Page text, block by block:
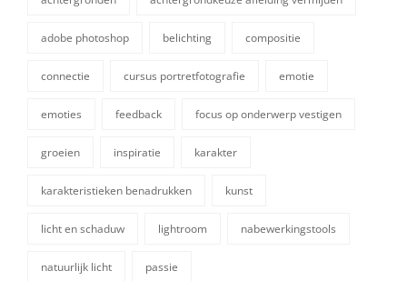
adobe photoshop belichting compositie
connectie cursus portretfotografie emotie
emoties feedback focus op onderwerp vestigen
groeien inspiratie karakter
karakteristieken benadrukken kunst
licht en schaduw lightroom nabewerkingstools
natuurlijk licht passie